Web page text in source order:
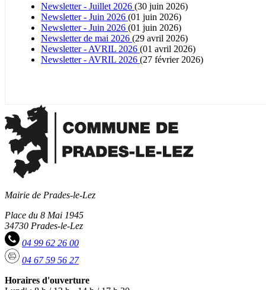
Newsletter - Juillet 2026 (30 juin 2026)
Newsletter - Juin 2026 (01 juin 2026)
Newsletter - Juin 2026 (01 juin 2026)
Newsletter de mai 2026 (29 avril 2026)
Newsletter - AVRIL 2026 (01 avril 2026)
Newsletter - AVRIL 2026 (27 février 2026)
Mairie de Prades-le-Lez
Place du 8 Mai 1945
34730 Prades-le-Lez
04 99 62 26 00
04 67 59 56 27
Horaires d'ouverture